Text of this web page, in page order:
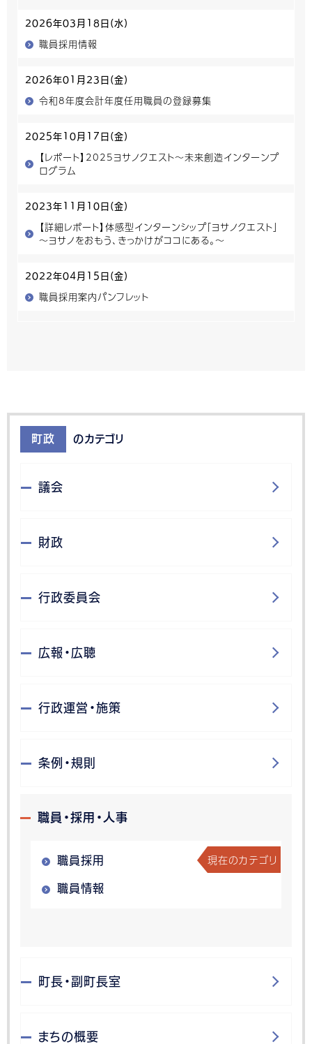
2026年03月18日(水)
職員採用情報
2026年01月23日(金)
令和8年度会計年度任用職員の登録募集
2025年10月17日(金)
【レポート】2025ヨサノクエスト～未来創造インターンプ
ログラム
2023年11月10日(金)
【詳細レポート】体感型インターンシップ「ヨサノクエスト」
～ヨサノをおもう、きっかけがココにある。～
2022年04月15日(金)
職員採用案内パンフレット
町政 のカテゴリ
議会
財政
行政委員会
広報・広聴
行政運営・施策
条例・規則
職員・採用・人事
職員採用 現在のカテゴリ
職員情報
町長・副町長室
まちの概要